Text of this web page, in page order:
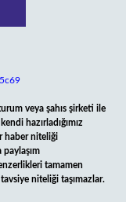
veya şahıs şirketi ile
hazırladığımız
haber niteliği
paylaşım
tamamen
niteliği taşımazlar.